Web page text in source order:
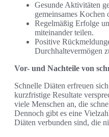
Gesunde Aktivitäten
gemeinsames Kochen
Regelmäßig Erfolge
miteinander teilen.
Positive
Durchhaltevermögen
Vor- und Nachteile von
Schnelle Diäten erfreuen
kurzfristige Resultate
viele Menschen an, die
Dennoch gibt es eine
Diäten verbunden sind, die